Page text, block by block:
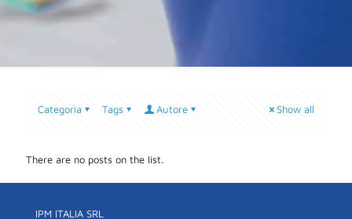
Categoria Tags Autore Show all
There are no posts on the list.
IPM ITALIA SRL